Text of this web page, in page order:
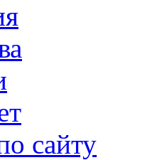
сайту